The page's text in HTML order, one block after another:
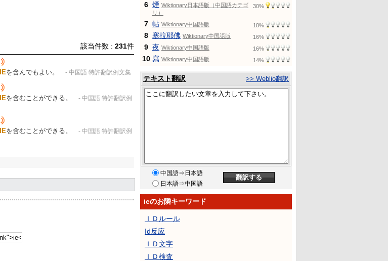
該当件数 : 231件
IEを含んでもよい。 - 中国語 特許翻訳例文集
IEを含むことができる。
- 中国語 特許翻訳例
IEを含むことができる。
- 中国語 特許翻訳例
6 煙 Wiktionary日本語版（中国語カテゴ
リ）
30%
7 帖 Wiktionary中国語版 18%
8 塞拉耶佛 Wiktionary中国語版 16%
9 夜 Wiktionary中国語版 16%
10 寫 Wiktionary中国語版 14%
テキスト翻訳 >> Weblio翻訳
中国語⇒日本語
日本語⇒中国語
ieのお隣キーワード
ＩＤルール
Id反应
ＩＤ文字
ＩＤ検査